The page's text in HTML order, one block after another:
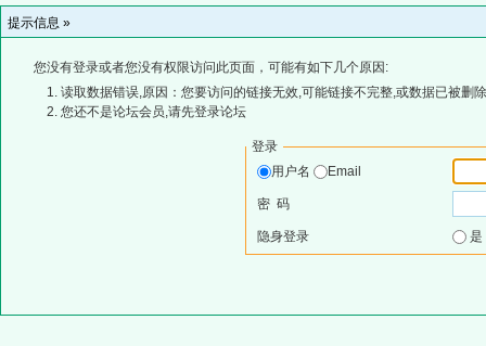
提示信息 »
您没有登录或者您没有权限访问此页面，可能有如下几个原因:
读取数据错误,原因：您要访问的链接无效,可能链接不完整,或数据已被删
您还不是论坛会员,请先登录论坛
登录
用户名
Email
密 码
隐身登录